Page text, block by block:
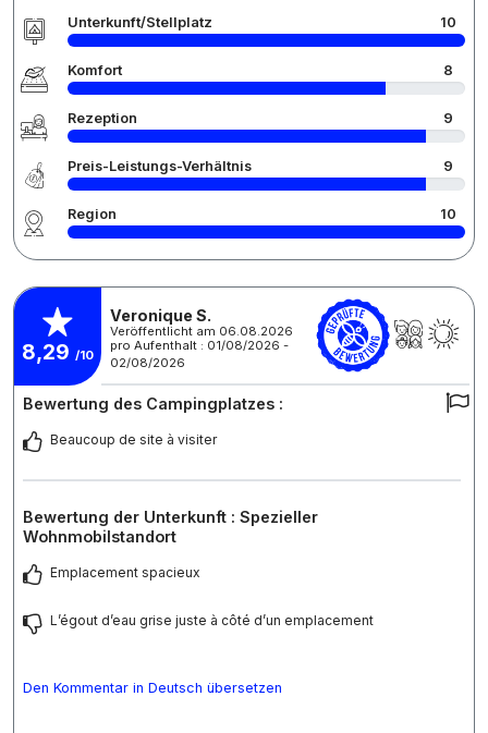
Unterkunft/Stellplatz 10
Komfort 8
Rezeption 9
Preis-Leistungs-Verhältnis 9
Region 10
8,29 /10
Veronique S.
Veröffentlicht am 06.08.2026
pro Aufenthalt : 01/08/2026 -
02/08/2026
Bewertung des Campingplatzes :
Beaucoup de site à visiter
Bewertung der Unterkunft : Spezieller
Wohnmobilstandort
Emplacement spacieux
L’égout d’eau grise juste à côté d’un emplacement
Den Kommentar in Deutsch übersetzen